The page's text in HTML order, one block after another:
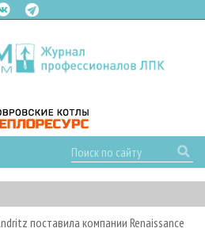
поставила компании Renaissance